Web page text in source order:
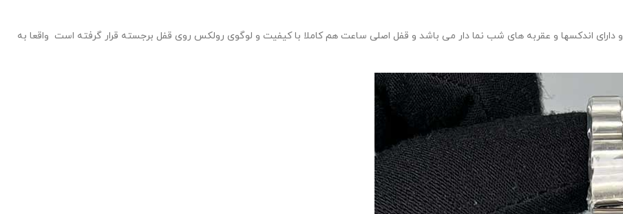
اندکسها و عقربه های شب نما دار می باشد و قفل اصلی ساعت هم کاملا با کیفیت و لوگوی رولکس روی قفل برجسته قرار گرفته است واقعا به